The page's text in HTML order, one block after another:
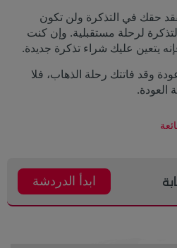
حقك في التذكرة ولن تكون
لرحلة مستقبلية. وإن كنت
يتعين عليك شراء تذكرة جديدة.
وقد فاتتك رحلة الذهاب، فلا
العودة.
ابدأ الدردشة